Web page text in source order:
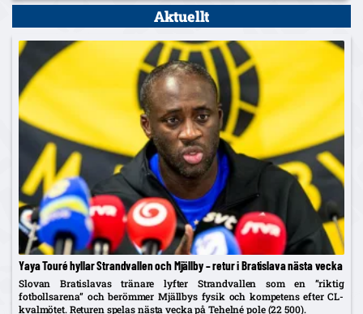
Aktuellt
Yaya Touré hyllar Strandvallen och Mjällby – retur i Bratislava nästa vecka
Slovan Bratislavas tränare lyfter Strandvallen som en ”riktig
fotbollsarena” och berömmer Mjällbys fysik och kompetens efter CL-
kvalmötet. Returen spelas nästa vecka på Tehelné pole (22 500).